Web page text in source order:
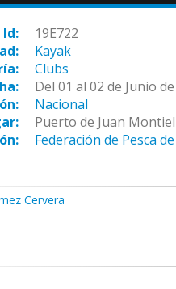
Id:
19E722
Kayak
Clubs
Del 01 al 02 de Junio
Nacional
Puerto de Juan
Federación de Pesca
Cervera